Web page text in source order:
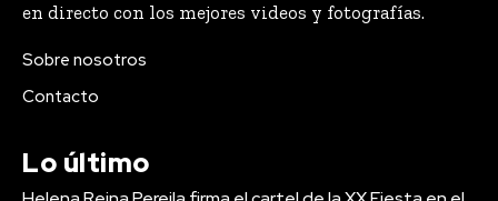
en directo con los mejores videos y fotografías.
Sobre nosotros
Contacto
Lo último